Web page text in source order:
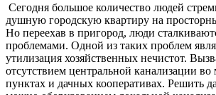
Сегодня большое количество людей
душную городскую квартиру на
Но переехав в пригород, люди
проблемами. Одной из таких проблем
утилизация хозяйственных нечистот.
отсутствием центральной канализации
пунктах и дачных кооперативах. Решить